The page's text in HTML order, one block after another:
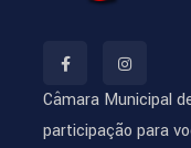
Câmara Municipal
participação para